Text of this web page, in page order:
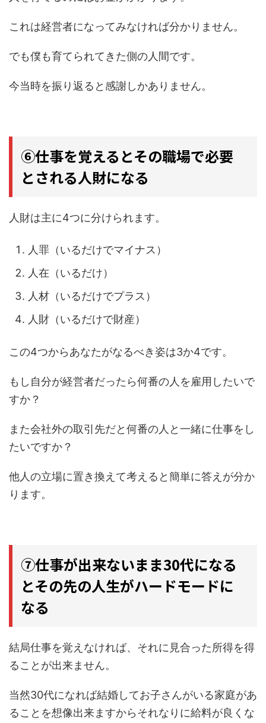
これは経営者になってみなければ分かりません。
でも僕も育てられてきた側の人間です。
今当時を振り返ると感謝しかありません。
⑥仕事を覚えるとその職場で必要
とされる人財になる
人財は主に4つに分けられます。
人罪（いるだけでマイナス）
人在（いるだけ）
人材（いるだけでプラス）
人財（いるだけで財産）
この4つからあなたがなるべき姿は3か4です。
もし自分が経営者だったら何番の人を雇用したいで
すか？
また会社外の取引先だと何番の人と一緒に仕事をし
たいですか？
他人の立場に置き換えて考えると簡単に答えが分か
ります。
⑦仕事が出来ないまま30代になる
とその先の人生がハードモードに
なる
結局仕事を覚えなければ、それに見合った所得を得
ることが出来ません。
当然30代になれば結婚してお子さんがいる家庭があ
ることを想像出来ますからそれなりに給料が良くな